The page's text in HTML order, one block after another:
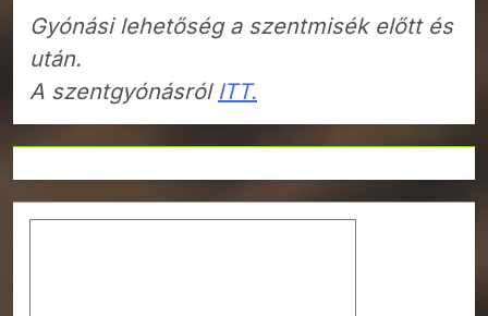
Gyónási lehetőség a szentmisék előtt és
után.
A szentgyónásról ITT.